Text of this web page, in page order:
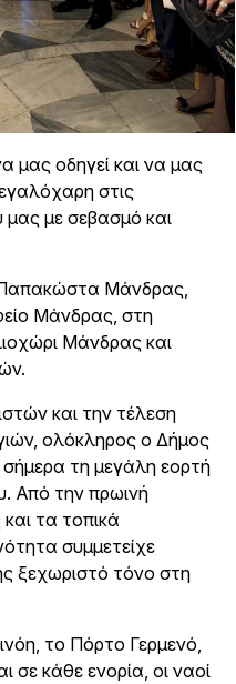
μας οδηγεί και να μας
στις
με σεβασμό και
Παπακώστα Μάνδρας,
Μάνδρας, στη
Μάνδρας και
και την τέλεση
ολόκληρος ο Δήμος
τη μεγάλη εορτή
Από την πρωινή
και τα τοπικά
συμμετείχε
ξεχωριστό τόνο στη
το Πόρτο Γερμενό,
σε κάθε ενορία, οι ναοί